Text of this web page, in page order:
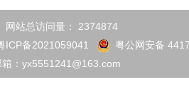
站总访问量： 2374874
ICP备2021059041
粤公网安备
：yx5551241@163.com